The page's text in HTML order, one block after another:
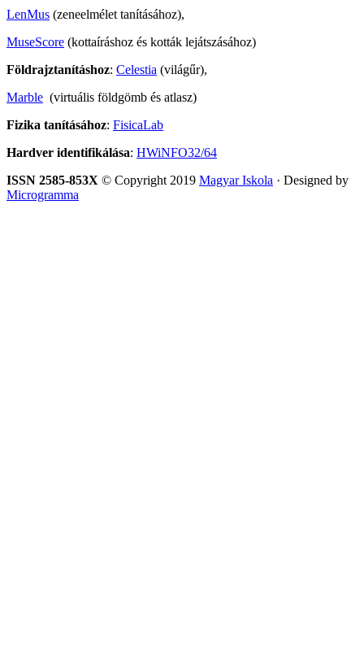
LenMus (zeneelmélet tanításához),
MuseScore (kottaíráshoz és kották lejátszásához)
Földrajztanításhoz: Celestia (világűr),
Marble (virtuális földgömb és atlasz)
Fizika tanításához: FisicaLab
Hardver identifikálása: HWiNFO32/64
ISSN 2585-853X © Copyright 2019 Magyar Iskola · Designed by
Microgramma